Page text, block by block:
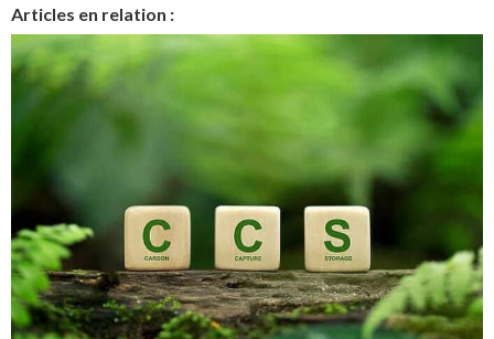
Articles en relation :